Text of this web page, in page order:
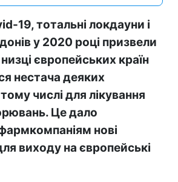
19, тотальні локдауни і
у 2020 році призвели
європейських країн
нестача деяких
числі для лікування
Це дало
нові
виходу на європейські